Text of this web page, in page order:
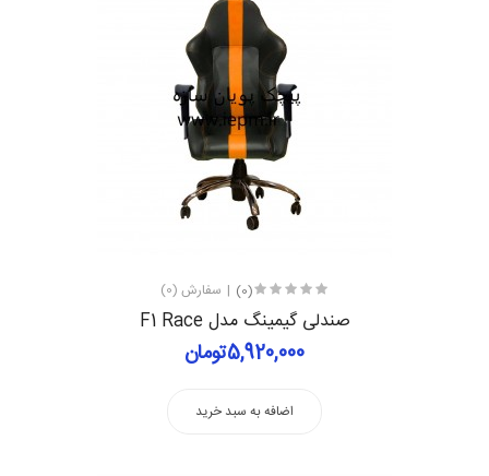
(0) سفارش (0)
صندلی گیمینگ مدل F1 Race
5,920,000تومان
اضافه به سبد خرید